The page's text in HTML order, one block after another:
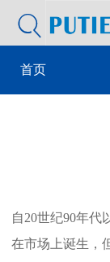

首页
自20世纪90年代
在市场上诞生，